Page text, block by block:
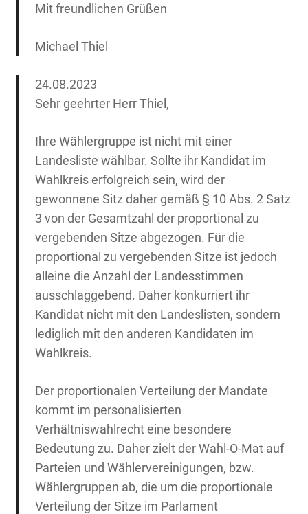
Mit freundlichen Grüßen
Michael Thiel
24.08.2023
Sehr geehrter Herr Thiel,
Ihre Wählergruppe ist nicht mit einer
Landesliste wählbar. Sollte ihr Kandidat im
Wahlkreis erfolgreich sein, wird der
gewonnene Sitz daher gemäß § 10 Abs. 2 Satz
3 von der Gesamtzahl der proportional zu
vergebenden Sitze abgezogen. Für die
proportional zu vergebenden Sitze ist jedoch
alleine die Anzahl der Landesstimmen
ausschlaggebend. Daher konkurriert ihr
Kandidat nicht mit den Landeslisten, sondern
lediglich mit den anderen Kandidaten im
Wahlkreis.
Der proportionalen Verteilung der Mandate
kommt im personalisierten
Verhältniswahlrecht eine besondere
Bedeutung zu. Daher zielt der Wahl-O-Mat auf
Parteien und Wählervereinigungen, bzw.
Wählergruppen ab, die um die proportionale
Verteilung der Sitze im Parlament